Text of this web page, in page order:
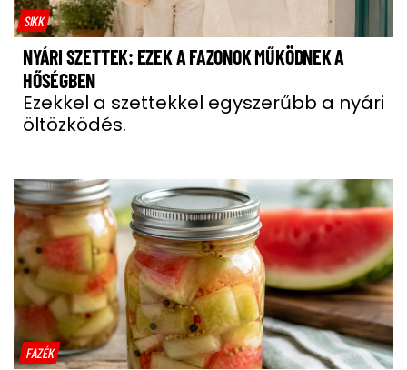
SIKK
NYÁRI SZETTEK: EZEK A FAZONOK MŰKÖDNEK A
HŐSÉGBEN
Ezekkel a szettekkel egyszerűbb a nyári
öltözködés.
FAZÉK